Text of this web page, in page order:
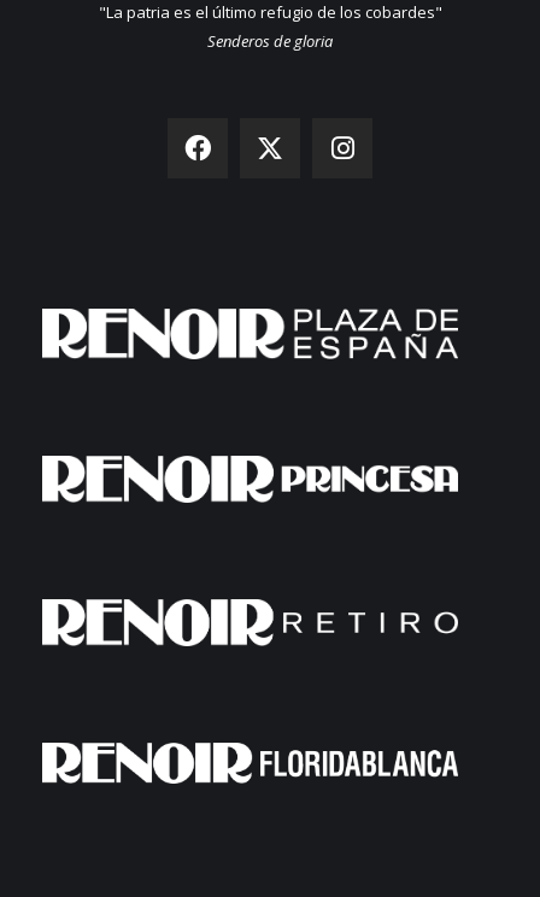
"La patria es el último refugio de los cobardes"
Senderos de gloria